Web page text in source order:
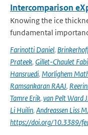
Intercomparison
Knowing the ice
fundamental
Farinotti Daniel,
Prateek, Gillet-Chaulet
Hansruedi, Morlighem
Ramsankaran RAAJ,
Tamre Erik, van Pelt Ward
Li Huilin, Andreassen Liss M.
https://doi.org/10.3389/